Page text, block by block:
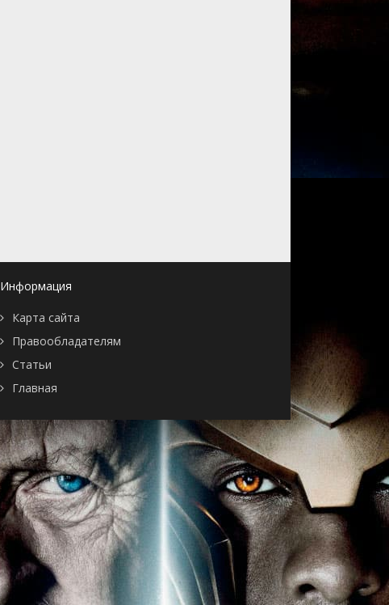
Информация
Карта сайта
Правообладателям
Статьи
Главная